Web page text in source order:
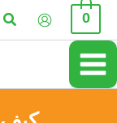
تخطي
المحتوى
0